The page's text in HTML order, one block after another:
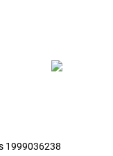
1999036238